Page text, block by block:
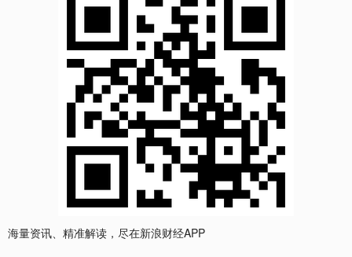
海量资讯、精准解读，尽在新浪财经APP